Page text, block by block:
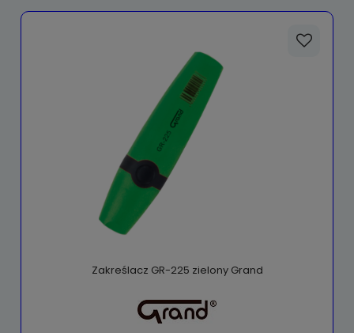
Zakreślacz GR-225 zielony Grand